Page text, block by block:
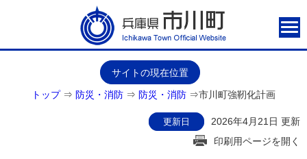
サイトの現在位置
トップ⇒ 防災・消防 ⇒ 防災・消防 ⇒市川町強靭化計画
更新日
2026年4月21日 更新
印刷用ページを開く